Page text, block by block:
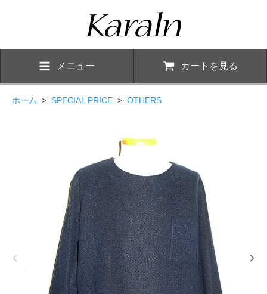
メニュー カートを見る
ホーム > SPECIAL PRICE > OTHERS